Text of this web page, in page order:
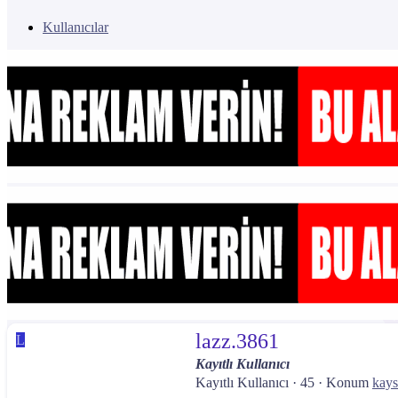
Kullanıcılar
L lazz.3861
Kayıtlı Kullanıcı
Kayıtlı Kullanıcı · 45 · Konum